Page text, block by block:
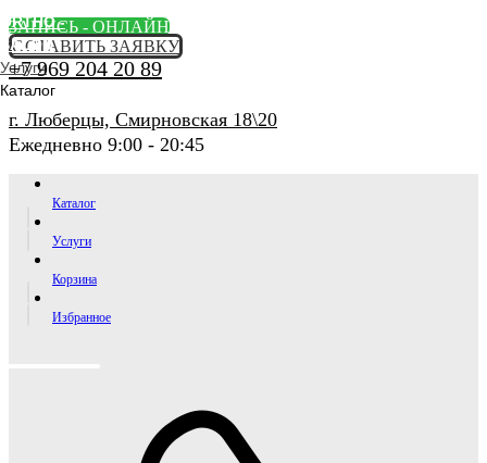
ЗАПИСЬ - ОНЛАЙН
ОСТАВИТЬ ЗАЯВКУ
+7 969 204 20 89
г. Люберцы, Смирновская 18\20
Ежедневно 9:00 - 20:45
Каталог
Услуги
Корзина
Избранное
ORTHO -
SALON
Услуги
Каталог